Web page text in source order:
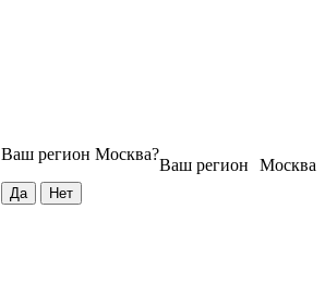
Москва
Ваш регион
Ваш регион Москва?